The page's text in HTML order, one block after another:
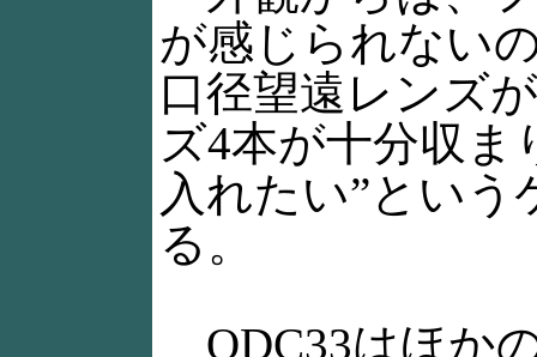
が感じられない
口径望遠レンズ
ズ4本が十分収ま
入れたい”とい
る。
ODC33はほか